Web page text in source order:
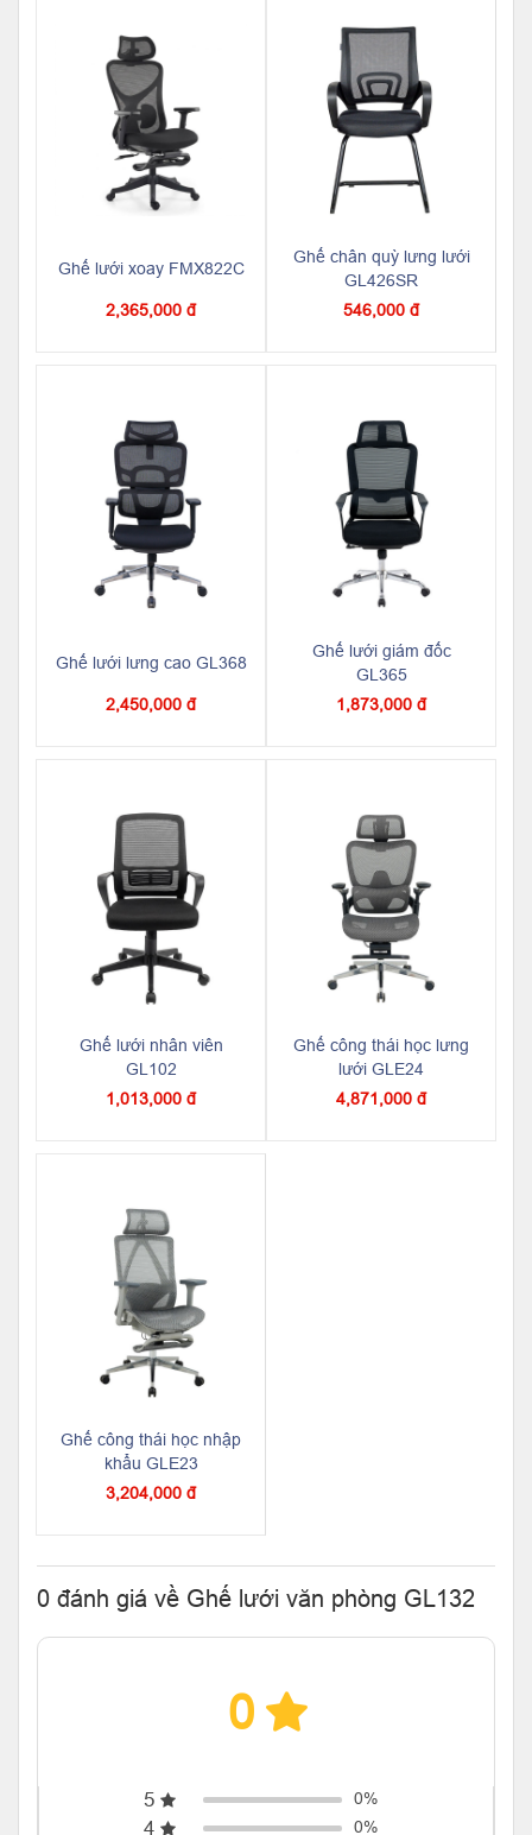
Ghế lưới xoay FMX822C
2,365,000 đ
Ghế chân quỳ lưng lưới
GL426SR
546,000 đ
Ghế lưới lưng cao GL368
2,450,000 đ
Ghế lưới giám đốc
GL365
1,873,000 đ
Ghế lưới nhân viên
GL102
1,013,000 đ
Ghế công thái học lưng
lưới GLE24
4,871,000 đ
Ghế công thái học nhập
khẩu GLE23
3,204,000 đ
0 đánh giá về Ghế lưới văn phòng GL132
0
5 0%
4 0%